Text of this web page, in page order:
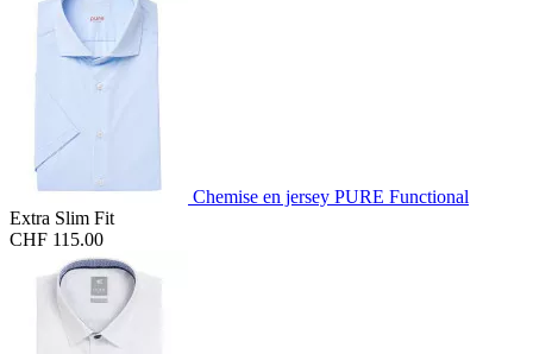
Chemise en jersey PURE Functional
Extra Slim Fit
CHF 115.00